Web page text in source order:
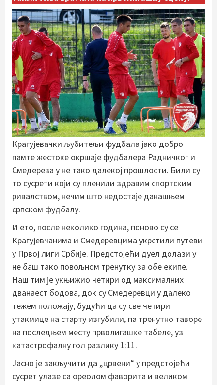
Крагујевачки љубитељи фудбала јако добро
памте жестоке окршаје фудбалера Радничког и
Смедерева у не тако далекој прошлости. Били су
то сусрети који су пленили здравим спортским
ривалством, нечим што недостаје данашњем
српском фудбалу.
И ето, после неколико година, поново су се
Крагујевчанима и Смедеревцима укрстили путеви
у Првој лиги Србије. Предстојећи дуел долази у
не баш тако повољном тренутку за обе екипе.
Наш тим је укњижио четири од максималних
дванаест бодова, док су Смедеревци у далеко
тежем положају, будући да су све четири
утакмице на старту изгубили, па тренутно таворе
на последњем месту прволигашке табеле, уз
катастрофалну гол разлику 1:11.
Јасно је закључити да „црвени“ у предстојећи
сусрет улазе са ореолом фаворита и великом